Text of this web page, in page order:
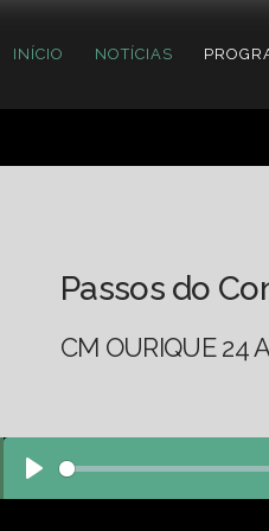
INÍCIO NOTÍCIAS
Passos do
CM OURIQUE 24
Play